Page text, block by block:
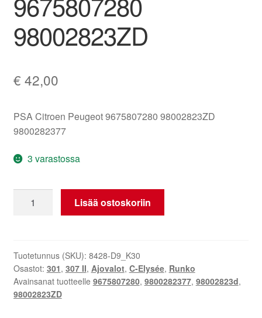
98002823ZD
€ 42,00
PSA Citroen Peugeot 9675807280 98002823ZD
9800282377
3 varastossa
jarruvalo
C-
Elysée
9675807280
98002823ZD
Lisää ostoskoriin
Tuotetunnus (SKU): 8428-D9_K30
Osastot: 301, 307 II, Ajovalot, C-Elysée, Runko
Avainsanat tuotteelle 9675807280, 9800282377, 98002823d,
98002823ZD